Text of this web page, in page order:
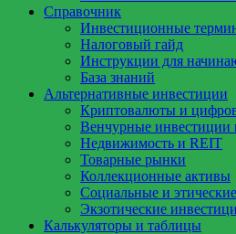
Справочник
Инвестиционные
Налоговый гайд
Инструкции для
База знаний
Альтернативные инвестиции
Криптовалюты и
Венчурные инвестиции
Недвижимость и REIT
Товарные рынки
Коллекционные активы
Социальные и
Экзотические
Калькуляторы и таблицы